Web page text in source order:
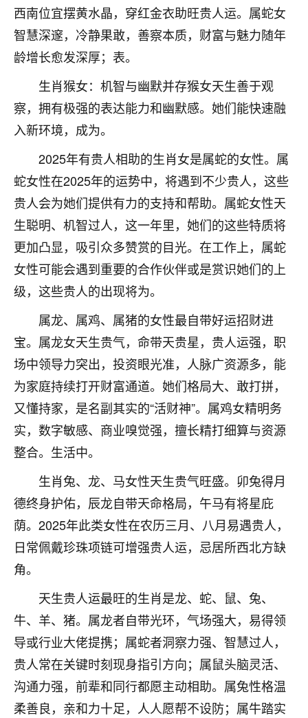
西南位宜摆黄水晶，穿红金衣助旺贵人运。属蛇女
智慧深邃，冷静果敢，善察本质，财富与魅力随年
龄增长愈发深厚；表。
生肖猴女：机智与幽默并存猴女天生善于观
察，拥有极强的表达能力和幽默感。她们能快速融
入新环境，成为。
2025年有贵人相助的生肖女是属蛇的女性。属
蛇女性在2025年的运势中，将遇到不少贵人，这些
贵人会为她们提供有力的支持和帮助。属蛇女性天
生聪明、机智过人，这一年里，她们的这些特质将
更加凸显，吸引众多赞赏的目光。在工作上，属蛇
女性可能会遇到重要的合作伙伴或是赏识她们的上
级，这些贵人的出现将为。
属龙、属鸡、属猪的女性最自带好运招财进
宝。属龙女天生贵气，命带天贵星，贵人运强，职
场中领导力突出，投资眼光准，人脉广资源多，能
为家庭持续打开财富通道。她们格局大、敢打拼，
又懂持家，是名副其实的“活财神”。属鸡女精明务
实，数字敏感、商业嗅觉强，擅长精打细算与资源
整合。生活中。
生肖兔、龙、马女性天生贵气旺盛。卯兔得月
德终身护佑，辰龙自带天命格局，午马有将星庇
荫。2025年此类女性在农历三月、八月易遇贵人，
日常佩戴珍珠项链可增强贵人运，忌居所西北方缺
角。
天生贵人运最旺的生肖是龙、蛇、鼠、兔、
牛、羊、猪。属龙者自带光环，气场强大，易得领
导或行业大佬提携；属蛇者洞察力强、智慧过人，
贵人常在关键时刻现身指引方向；属鼠头脑灵活、
沟通力强，前辈和同行都愿主动相助。属兔性格温
柔善良，亲和力十足，人人愿帮不设防；属牛踏实
梦醒时分
我女儿高二叛逆，大半年不上学，一说她就要死要活
的，把我们两口子愁的不行，朋友给我推荐的慧来老
做完，我女儿跟变了个人一样，不期望她能考多好的
大学，只要能安安稳稳的把书读了，身体心理都健健
康康的我就很知足了！
鹿森：可怜天下父母心啊！
3小时前 来自河北 16
付深
我是公司人事调整，有升迁机会，但同时竞争的我们
三个，找老师的时候是抱着侥幸心理，没想到老师看
着我晋升有望，我半信半疑的按照老师建议，做了化
太岁还有一个发钱粮，本来年前的人事调整，拖到年
后，我以为都没戏了，结果开年一上班，开会提拔升
职第一个就是我，职务无所谓，主要是底薪加了
3000，非常开心，无论如何，感恩感谢！🙏🏻
鹿森：恭喜升职加薪！！，请客吗？�
12小时前 来自北京 32
心心相印
我身体不太好，总是病病殃殃的，去检查又没什么大
问题，反正就是不舒服。中医西医看遍了，找不到问
题，后来无意中看到有人推荐慧来老师，跟老师聊过
之后，心情豁然开朗，也听老师建议，处理了一些因
果问题。今年以来，身体比以前好多，主要是心情好
了，老师说境随心转，现在深有体会了。
鹿森：是的，其实跟老师聊过之后，最大的感
1天前 来自四川 9
金白水清
我也想找老师看看，有没有人给个联系方式的啊？
鹿森：慧来老师微信：gjsy0624